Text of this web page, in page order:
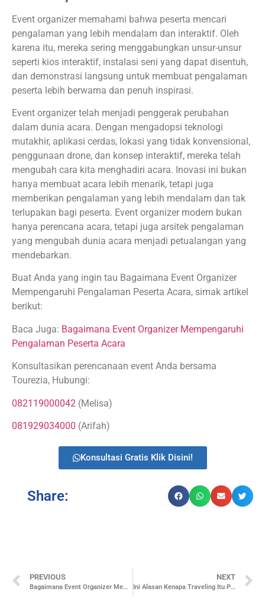
Event organizer memahami bahwa peserta mencari
pengalaman yang lebih mendalam dan interaktif. Oleh
karena itu, mereka sering menggabungkan unsur-unsur
seperti kios interaktif, instalasi seni yang dapat disentuh,
dan demonstrasi langsung untuk membuat pengalaman
peserta lebih berwarna dan penuh inspirasi.
Event organizer telah menjadi penggerak perubahan
dalam dunia acara. Dengan mengadopsi teknologi
mutakhir, aplikasi cerdas, lokasi yang tidak konvensional,
penggunaan drone, dan konsep interaktif, mereka telah
mengubah cara kita menghadiri acara. Inovasi ini bukan
hanya membuat acara lebih menarik, tetapi juga
memberikan pengalaman yang lebih mendalam dan tak
terlupakan bagi peserta. Event organizer modern bukan
hanya perencana acara, tetapi juga arsitek pengalaman
yang mengubah dunia acara menjadi petualangan yang
mendebarkan.
Buat Anda yang ingin tau Bagaimana Event Organizer
Mempengaruhi Pengalaman Peserta Acara, simak artikel
berikut:
Baca Juga: Bagaimana Event Organizer Mempengaruhi
Pengalaman Peserta Acara
Konsultasikan perencanaan event Anda bersama
Tourezia, Hubungi:
082119000042 (Melisa)
081929034000 (Arifah)
Konsultasi Gratis Klik Disini!
Share:
PREVIOUS
Bagaimana Event Organizer Mempengaruhi Pengalaman Peserta Acara
NEXT
Ini Alasan Kenapa Traveling Itu Penting!